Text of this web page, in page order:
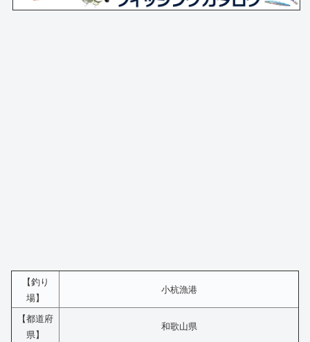
【釣り
場】
小杭漁港
【都道府
県】
和歌山県